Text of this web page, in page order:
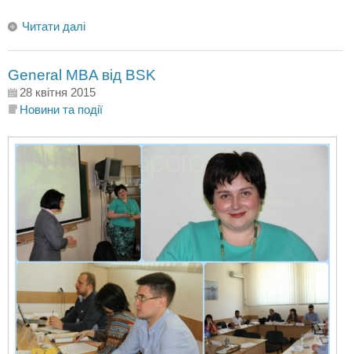
Читати далі
General MBA від BSK
28 квітня 2015
Новини та події